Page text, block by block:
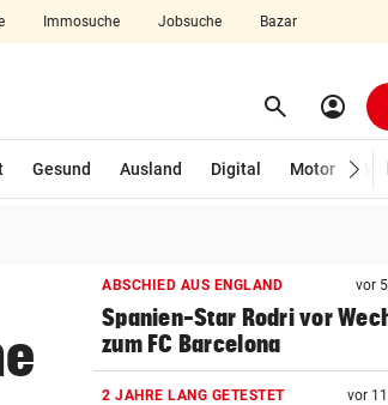
Immosuche Jobsuche Bazar
search Suchen
account_circle
Gesund Ausland Digital Motor
ABSCHIED AUS ENGLAND vor
Spanien-Star Rodri vor
zum FC Barcelona
2 JAHRE LANG GETESTET vor